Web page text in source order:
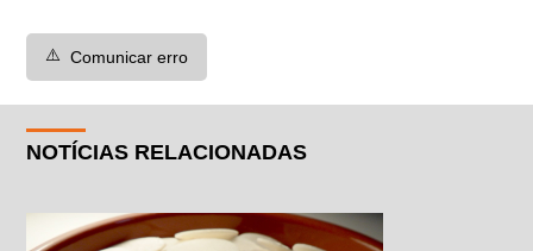
⚠️ Comunicar erro
NOTÍCIAS RELACIONADAS